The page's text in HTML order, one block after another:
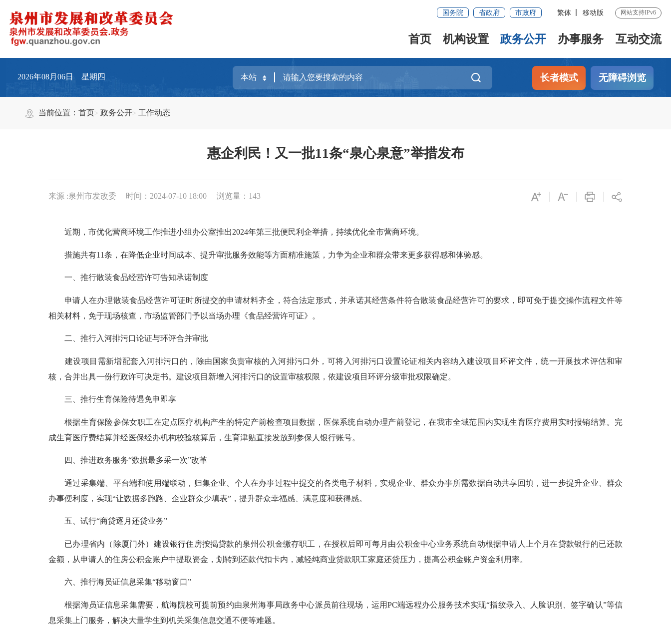
国务院 省政府 市政府 繁体 移动版 网站支持IPv6
首页 机构设置 政务公开 办事服务 互动交流
2026年08月06日 星期四 长者模式 无障碍浏览
当前位置：首页 政务公开 工作动态
惠企利民！又一批11条“泉心泉意”举措发布
来源 :泉州市发改委 时间：2024-07-10 18:00 浏览量： 143
近期，市优化营商环境工作推进小组办公室推出2024年第三批便民利企举措，持续优化全市营商环境。
措施共有11条，在降低企业时间成本、提升审批服务效能等方面精准施策，力争为企业和群众带来更多获得感和体验感。
一、推行散装食品经营许可告知承诺制度
申请人在办理散装食品经营许可证时所提交的申请材料齐全，符合法定形式，并承诺其经营条件符合散装食品经营许可的要求，即可免于提交操作流程文件等
相关材料，免于现场核查，市场监管部门予以当场办理《食品经营许可证》。
二、推行入河排污口论证与环评合并审批
建设项目需新增配套入河排污口的，除由国家负责审核的入河排污口外，可将入河排污口设置论证相关内容纳入建设项目环评文件，统一开展技术评估和审
核，合并出具一份行政许可决定书。建设项目新增入河排污口的设置审核权限，依建设项目环评分级审批权限确定。
三、推行生育保险待遇免申即享
根据生育保险参保女职工在定点医疗机构产生的特定产前检查项目数据，医保系统自动办理产前登记，在我市全域范围内实现生育医疗费用实时报销结算。完
成生育医疗费结算并经医保经办机构校验核算后，生育津贴直接发放到参保人银行账号。
四、推进政务服务“数据最多采一次”改革
通过采集端、平台端和使用端联动，归集企业、个人在办事过程中提交的各类电子材料，实现企业、群众办事所需数据自动共享回填，进一步提升企业、群众
办事便利度，实现“让数据多跑路、企业群众少填表”，提升群众幸福感、满意度和获得感。
五、试行“商贷逐月还贷业务”
已办理省内（除厦门外）建设银行住房按揭贷款的泉州公积金缴存职工，在授权后即可每月由公积金中心业务系统自动根据申请人上个月在贷款银行的已还款
金额，从申请人的住房公积金账户中提取资金，划转到还款代扣卡内，减轻纯商业贷款职工家庭还贷压力，提高公积金账户资金利用率。
六、推行海员证信息采集“移动窗口”
根据海员证信息采集需要，航海院校可提前预约由泉州海事局政务中心派员前往现场，运用PC端远程办公服务技术实现“指纹录入、人脸识别、签字确认”等信
息采集上门服务，解决大量学生到机关采集信息交通不便等难题。